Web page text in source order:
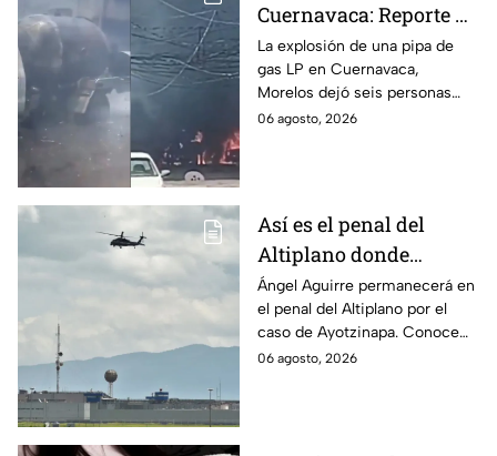
Cuernavaca: Reporte de
víctimas tras estallido
en Morelos
La explosión de una pipa de
gas LP en Cuernavaca,
Morelos dejó seis personas
hospitalizadas. IMSS informó
06 agosto, 2026
Así es el penal del
Altiplano donde
permanecerá Ángel
Aguirre por caso
Ayotzinapa
Ángel Aguirre permanecerá en
el penal del Altiplano por el
caso de Ayotzinapa. Conoce
dónde está, cómo es esta
06 agosto, 2026